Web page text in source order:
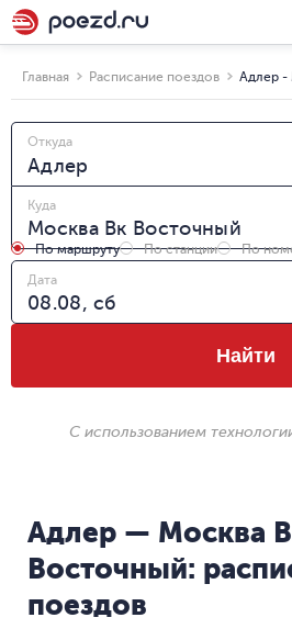
Главная Расписание поездов Адлер -
Откуда
Куда
По маршруту По станции
По
Дата
Найти
С использованием
Адлер — Москва
Восточный:
поездов